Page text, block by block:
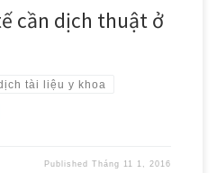
cần dịch thuật ở
tài liệu y khoa
PublishedTháng 11 1, 2016